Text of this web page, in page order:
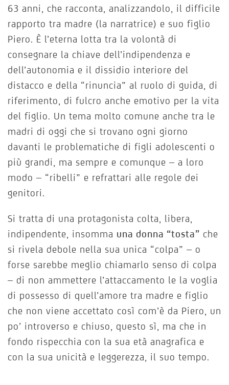
63 anni, che racconta, analizzandolo, il difficile
rapporto tra madre (la narratrice) e suo figlio
Piero. È l’eterna lotta tra la volontà di
consegnare la chiave dell’indipendenza e
dell’autonomia e il dissidio interiore del
distacco e della “rinuncia” al ruolo di guida, di
riferimento, di fulcro anche emotivo per la vita
del figlio. Un tema molto comune anche tra le
madri di oggi che si trovano ogni giorno
davanti le problematiche di figli adolescenti o
più grandi, ma sempre e comunque – a loro
modo – “ribelli” e refrattari alle regole dei
genitori.
Si tratta di una protagonista colta, libera,
indipendente, insomma una donna “tosta” che
si rivela debole nella sua unica “colpa” – o
forse sarebbe meglio chiamarlo senso di colpa
– di non ammettere l’attaccamento le la voglia
di possesso di quell’amore tra madre e figlio
che non viene accettato così com’è da Piero, un
po’ introverso e chiuso, questo sì, ma che in
fondo rispecchia con la sua età anagrafica e
con la sua unicità e leggerezza, il suo tempo.